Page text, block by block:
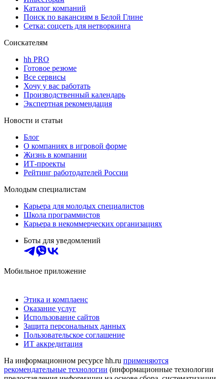
Каталог компаний
Поиск по вакансиям в Белой Глине
Сетка: соцсеть для нетворкинга
Соискателям
hh PRO
Готовое резюме
Все сервисы
Хочу у вас работать
Производственный календарь
Экспертная рекомендация
Новости и статьи
Блог
О компаниях в игровой форме
Жизнь в компании
ИТ-проекты
Рейтинг работодателей России
Молодым специалистам
Карьера для молодых специалистов
Школа программистов
Карьера в некоммерческих организациях
Боты для уведомлений
Мобильное приложение
Этика и комплаенс
Оказание услуг
Использование сайтов
Защита персональных данных
Пользовательское соглашение
ИТ аккредитация
На информационном ресурсе hh.ru применяются
рекомендательные технологии (информационные технологии